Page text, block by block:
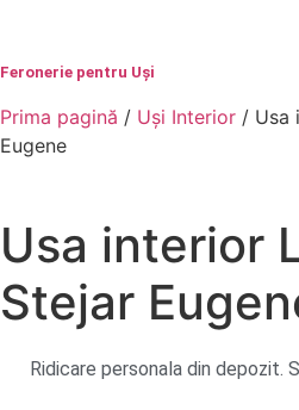
Feronerie pentru Uși
Prima pagină / Uși Interior / Usa
Eugene
Usa interior
Stejar
Ridicare personala din depozit.